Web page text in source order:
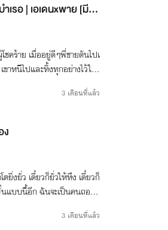
รอ | เอเดนxพาย [มี E
คร้าย เมื่ออยู่ดีๆพี่ชายดันไปเ
าหนีไปและทิ้งทุกอย่างไว้ให้เ
3 เดือนที่แล้ว
ง
ตยิ่งยั่ว เดี๋ยวก็ยั่วให้หึง เดี๋ยวก็
นแบบนี้อีก ฉันจะเป็นคนถอด
3 เดือนที่แล้ว